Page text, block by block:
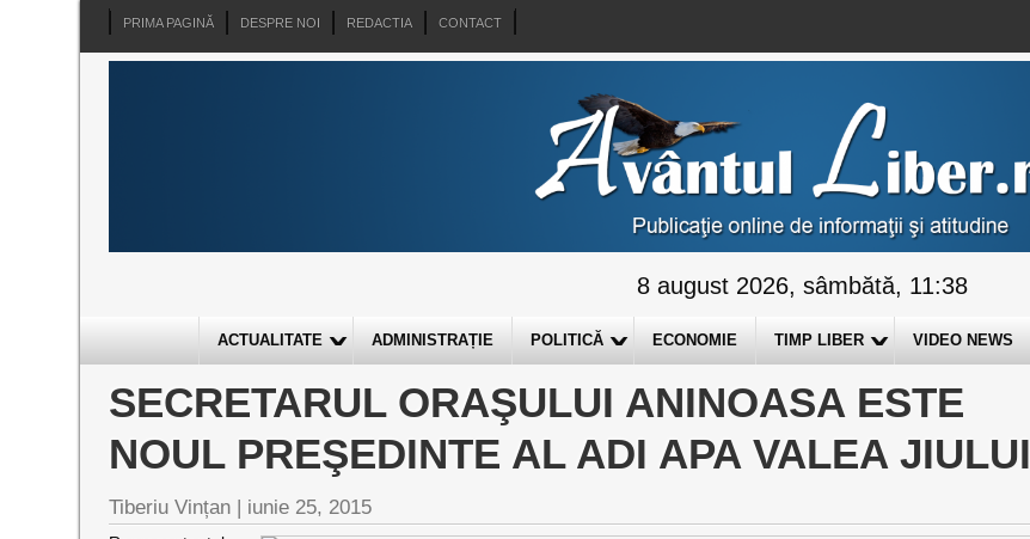
PRIMA PAGINĂ DESPRE NOI REDACTIA CONTACT
8 august 2026, sâmbătă, 11:38
ACTUALITATE ADMINISTRAȚIE POLITICĂ ECONOMIE TIMP LIBER VIDEO NEWS
SECRETARUL ORAŞULUI ANINOASA ESTE
NOUL PREŞEDINTE AL ADI APA VALEA JIULUI
Tiberiu Vințan | iunie 25, 2015